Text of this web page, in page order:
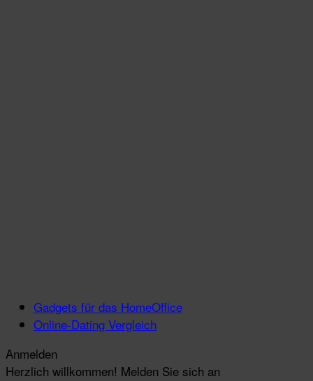
Gadgets für das HomeOffice
Online-Dating Vergleich
Anmelden
Herzlich willkommen! Melden Sie sich an